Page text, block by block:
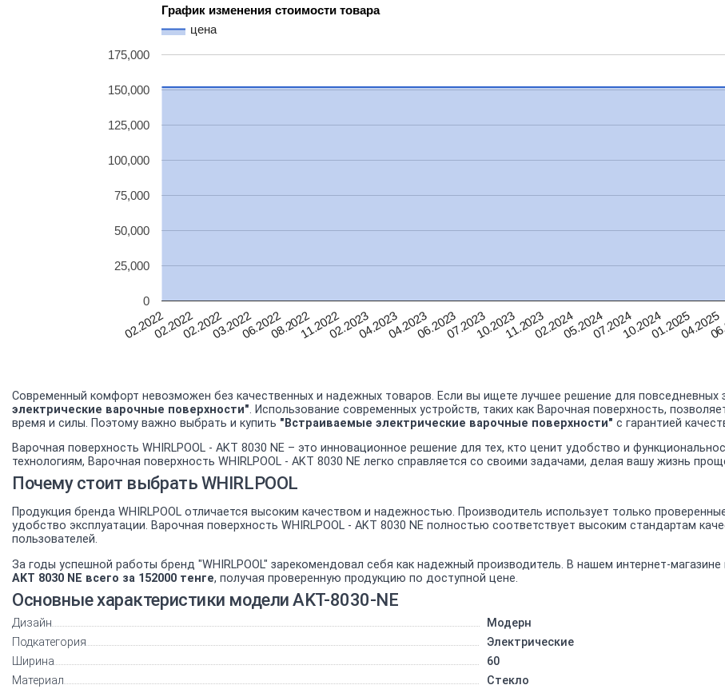
График изменения стоимости товара
цена
02.202202.202202.202203.202206.202208.202211.202202.202304.202304.202306.202307.202310.202311.202302.202405.202407.202410.202401.202504.2025
0
25,000
50,000
75,000
100,000
125,000
150,000
175,000
Современный комфорт невозможен без качественных и надежных товаров. Если вы ищете лучшее решение для повседневных
электрические варочные поверхности". Использование современных устройств, таких как Варочная поверхность,
время и силы. Поэтому важно выбрать и купить "Встраиваемые электрические варочные поверхности" с гарантией
Варочная поверхность WHIRLPOOL - AKT 8030 NE – это инновационное решение для тех, кто ценит удобство и
технологиям, Варочная поверхность WHIRLPOOL - AKT 8030 NE легко справляется со своими задачами, делая вашу жизнь
Почему стоит выбрать WHIRLPOOL
Продукция бренда WHIRLPOOL отличается высоким качеством и надежностью. Производитель использует только
удобство эксплуатации. Варочная поверхность WHIRLPOOL - AKT 8030 NE полностью соответствует высоким стандартам
пользователей.
За годы успешной работы бренд "WHIRLPOOL" зарекомендовал себя как надежный производитель. В нашем интернет-
AKT 8030 NE всего за 152000 тенге, получая проверенную продукцию по доступной цене.
Основные характеристики модели AKT-8030-NE
Дизайн
Модерн
Подкатегория
Электрические
Ширина
60
Материал
Стекло